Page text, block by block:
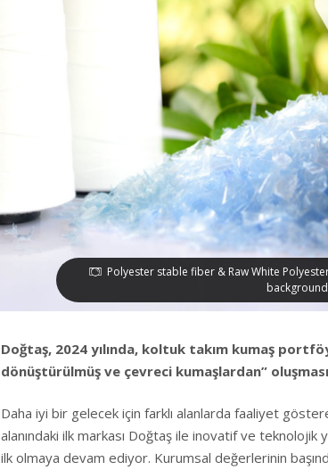
Polyester stable fiber & Raw White
background
Doğtaş, 2024 yılında, koltuk takım kumaş
dönüştürülmüş ve çevreci kumaşlardan”
Daha iyi bir gelecek için farklı alanlarda faaliyet
alanındaki ilk markası Doğtaş ile inovatif ve teknolojik
ilk olmaya devam ediyor. Kurumsal değerlerinin